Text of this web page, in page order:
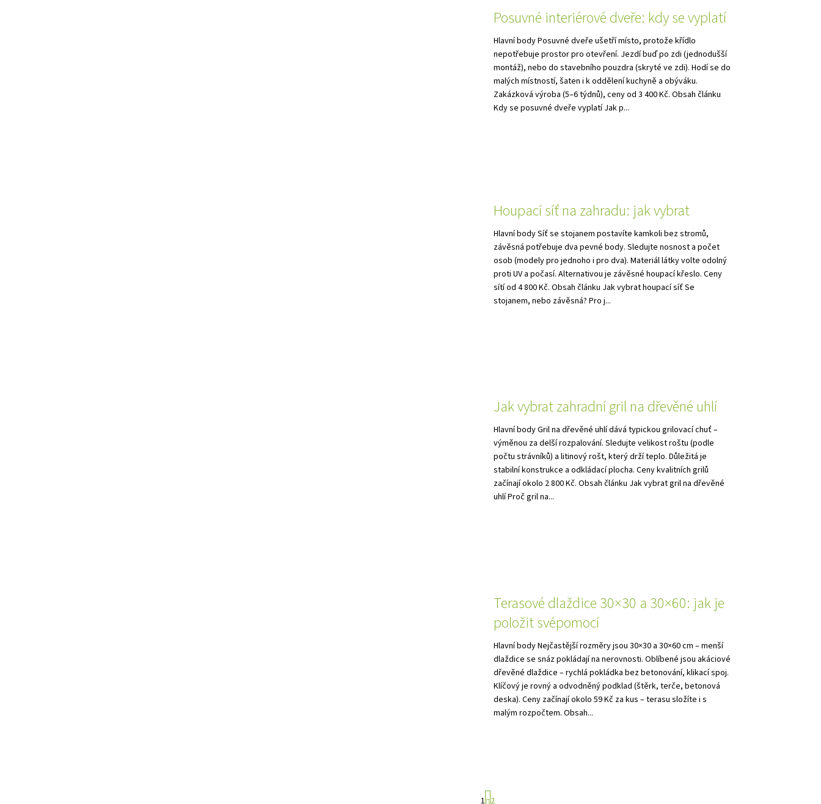
Posuvné interiérové dveře: kdy se vyplatí
Hlavní body Posuvné dveře ušetří místo, protože křídlo
nepotřebuje prostor pro otevření. Jezdí buď po zdi (jednodušší
montáž), nebo do stavebního pouzdra (skryté ve zdi). Hodí se do
malých místností, šaten i k oddělení kuchyně a obýváku.
Zakázková výroba (5–6 týdnů), ceny od 3 400 Kč. Obsah článku
Kdy se posuvné dveře vyplatí Jak p...
Houpací síť na zahradu: jak vybrat
Hlavní body Síť se stojanem postavíte kamkoli bez stromů,
závěsná potřebuje dva pevné body. Sledujte nosnost a počet
osob (modely pro jednoho i pro dva). Materiál látky volte odolný
proti UV a počasí. Alternativou je závěsné houpací křeslo. Ceny
sítí od 4 800 Kč. Obsah článku Jak vybrat houpací síť Se
stojanem, nebo závěsná? Pro j...
Jak vybrat zahradní gril na dřevěné uhlí
Hlavní body Gril na dřevěné uhlí dává typickou grilovací chuť –
výměnou za delší rozpalování. Sledujte velikost roštu (podle
počtu strávníků) a litinový rošt, který drží teplo. Důležitá je
stabilní konstrukce a odkládací plocha. Ceny kvalitních grilů
začínají okolo 2 800 Kč. Obsah článku Jak vybrat gril na dřevěné
uhlí Proč gril na...
Terasové dlaždice 30×30 a 30×60: jak je
položit svépomocí
Hlavní body Nejčastější rozměry jsou 30×30 a 30×60 cm – menší
dlaždice se snáz pokládají na nerovnosti. Oblíbené jsou akáciové
dřevěné dlaždice – rychlá pokládka bez betonování, klikací spoj.
Klíčový je rovný a odvodněný podklad (štěrk, terče, betonová
deska). Ceny začínají okolo 59 Kč za kus – terasu složíte i s
malým rozpočtem. Obsah...
S
1 2